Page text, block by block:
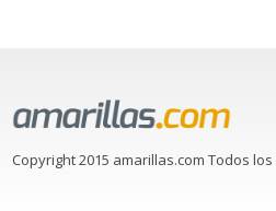
Copyright 2015 amarillas.com Todos